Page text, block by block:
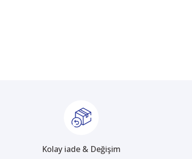
Kolay iade & Değişim